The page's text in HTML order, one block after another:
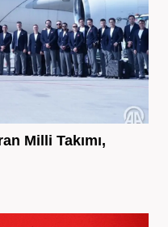
Milli Takımı,